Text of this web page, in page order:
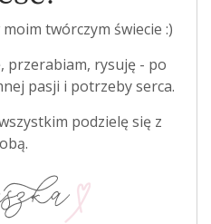
twórczym świecie :)
przerabiam, rysuję - po
pasji i potrzeby serca.
podzielę się z